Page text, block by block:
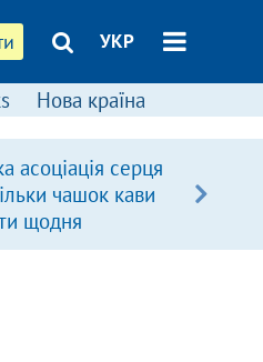
УКР
Нова країна
асоціація серця
чашок кави
щодня